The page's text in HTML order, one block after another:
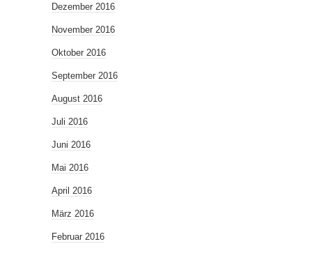
Dezember 2016
November 2016
Oktober 2016
September 2016
August 2016
Juli 2016
Juni 2016
Mai 2016
April 2016
März 2016
Februar 2016